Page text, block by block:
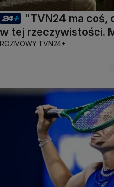
"TVN24 ma coś,
w tej rzeczywistości.
ROZMOWY TVN24+